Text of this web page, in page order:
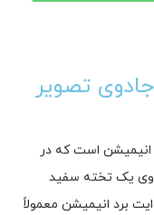
تصویر
انیمیشن است که در
یک تخته سفید
برد انیمیشن معمولاً